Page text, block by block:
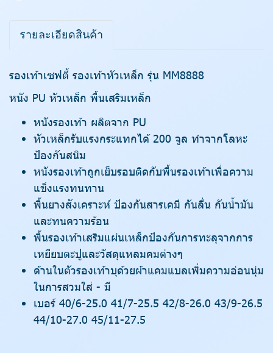
รายละเอียดสินค้า
รองเท้าเซฟตี้ รองเท้าหัวเหล็ก รุ่น MM8888
หนัง PU หัวเหล็ก พื้นเสริมเหล็ก
หนังรองเท้า ผลิตจาก PU
หัวเหล็กรับแรงกระแทกได้ 200 จูล ทำจากโลหะ
ป้องกันสนิม
หนังรองเท้าถูกเย็บรอบติดกับพื้นรองเท้าเพื่อความ
แข็งแรงทนทาน
พื้นยางสังเคราะห์ ป้องกันสารเคมี กันลื่น กันน้ำมัน
และทนความร้อน
พื้นรองเท้าเสริมแผ่นเหล็กป้องกันการทะลุจากการ
เหยียบตะปูและวัสดุแหลมคมต่างๆ
ด้านในตัวรองเท้าบุด้วยผ้าแคมแบลเพิ่มความอ่อนนุ่ม
ในการสวมใส่ - มี
เบอร์ 40/6-25.0 41/7-25.5 42/8-26.0 43/9-26.5
44/10-27.0 45/11-27.5